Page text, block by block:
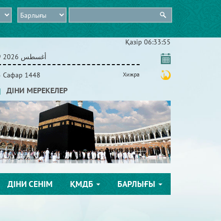
Қазір 06:33:55
09 أغسطس 2026
Сафар 1448 Хижра
ДІНИ МЕРЕКЕЛЕР
ДІНИ СЕНІМ ҚМДБ БАРЛЫҒЫ